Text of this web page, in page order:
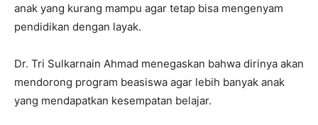
anak yang kurang mampu agar tetap bisa mengenyam
pendidikan dengan layak.
Dr. Tri Sulkarnain Ahmad menegaskan bahwa dirinya akan
mendorong program beasiswa agar lebih banyak anak
yang mendapatkan kesempatan belajar.